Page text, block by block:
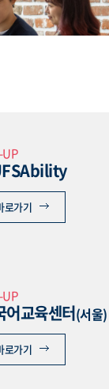
로가기
어교육센터(서울)
로가기